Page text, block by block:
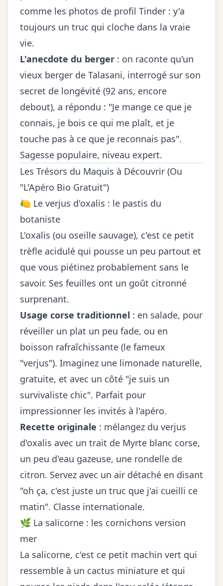
comme les photos de profil Tinder : y'a
toujours un truc qui cloche dans la vraie
vie.
L'anecdote du berger : on raconte qu'un
vieux berger de Talasani, interrogé sur son
secret de longévité (92 ans, encore
debout), a répondu : "Je mange ce que je
connais, je bois ce qui me plaît, et je
touche pas à ce que je reconnais pas".
Sagesse populaire, niveau expert.
Les Trésors du Maquis à Découvrir (Ou
"L'Apéro Bio Gratuit")
🍋 Le verjus d'oxalis : le pastis du
botaniste
L'oxalis (ou oseille sauvage), c'est ce petit
trèfle acidulé qui pousse un peu partout et
que vous piétinez probablement sans le
savoir. Ses feuilles ont un goût citronné
surprenant.
Usage corse traditionnel : en salade, pour
réveiller un plat un peu fade, ou en
boisson rafraîchissante (le fameux
"verjus"). Imaginez une limonade naturelle,
gratuite, et avec un côté "je suis un
survivaliste chic". Parfait pour
impressionner les invités à l'apéro.
Recette originale : mélangez du verjus
d'oxalis avec un trait de Myrte blanc corse,
un peu d'eau gazeuse, une rondelle de
citron. Servez avec un air détaché en disant
"oh ça, c'est juste un truc que j'ai cueilli ce
matin". Classe internationale.
🌿 La salicorne : les cornichons version
mer
La salicorne, c'est ce petit machin vert qui
ressemble à un cactus miniature et qui